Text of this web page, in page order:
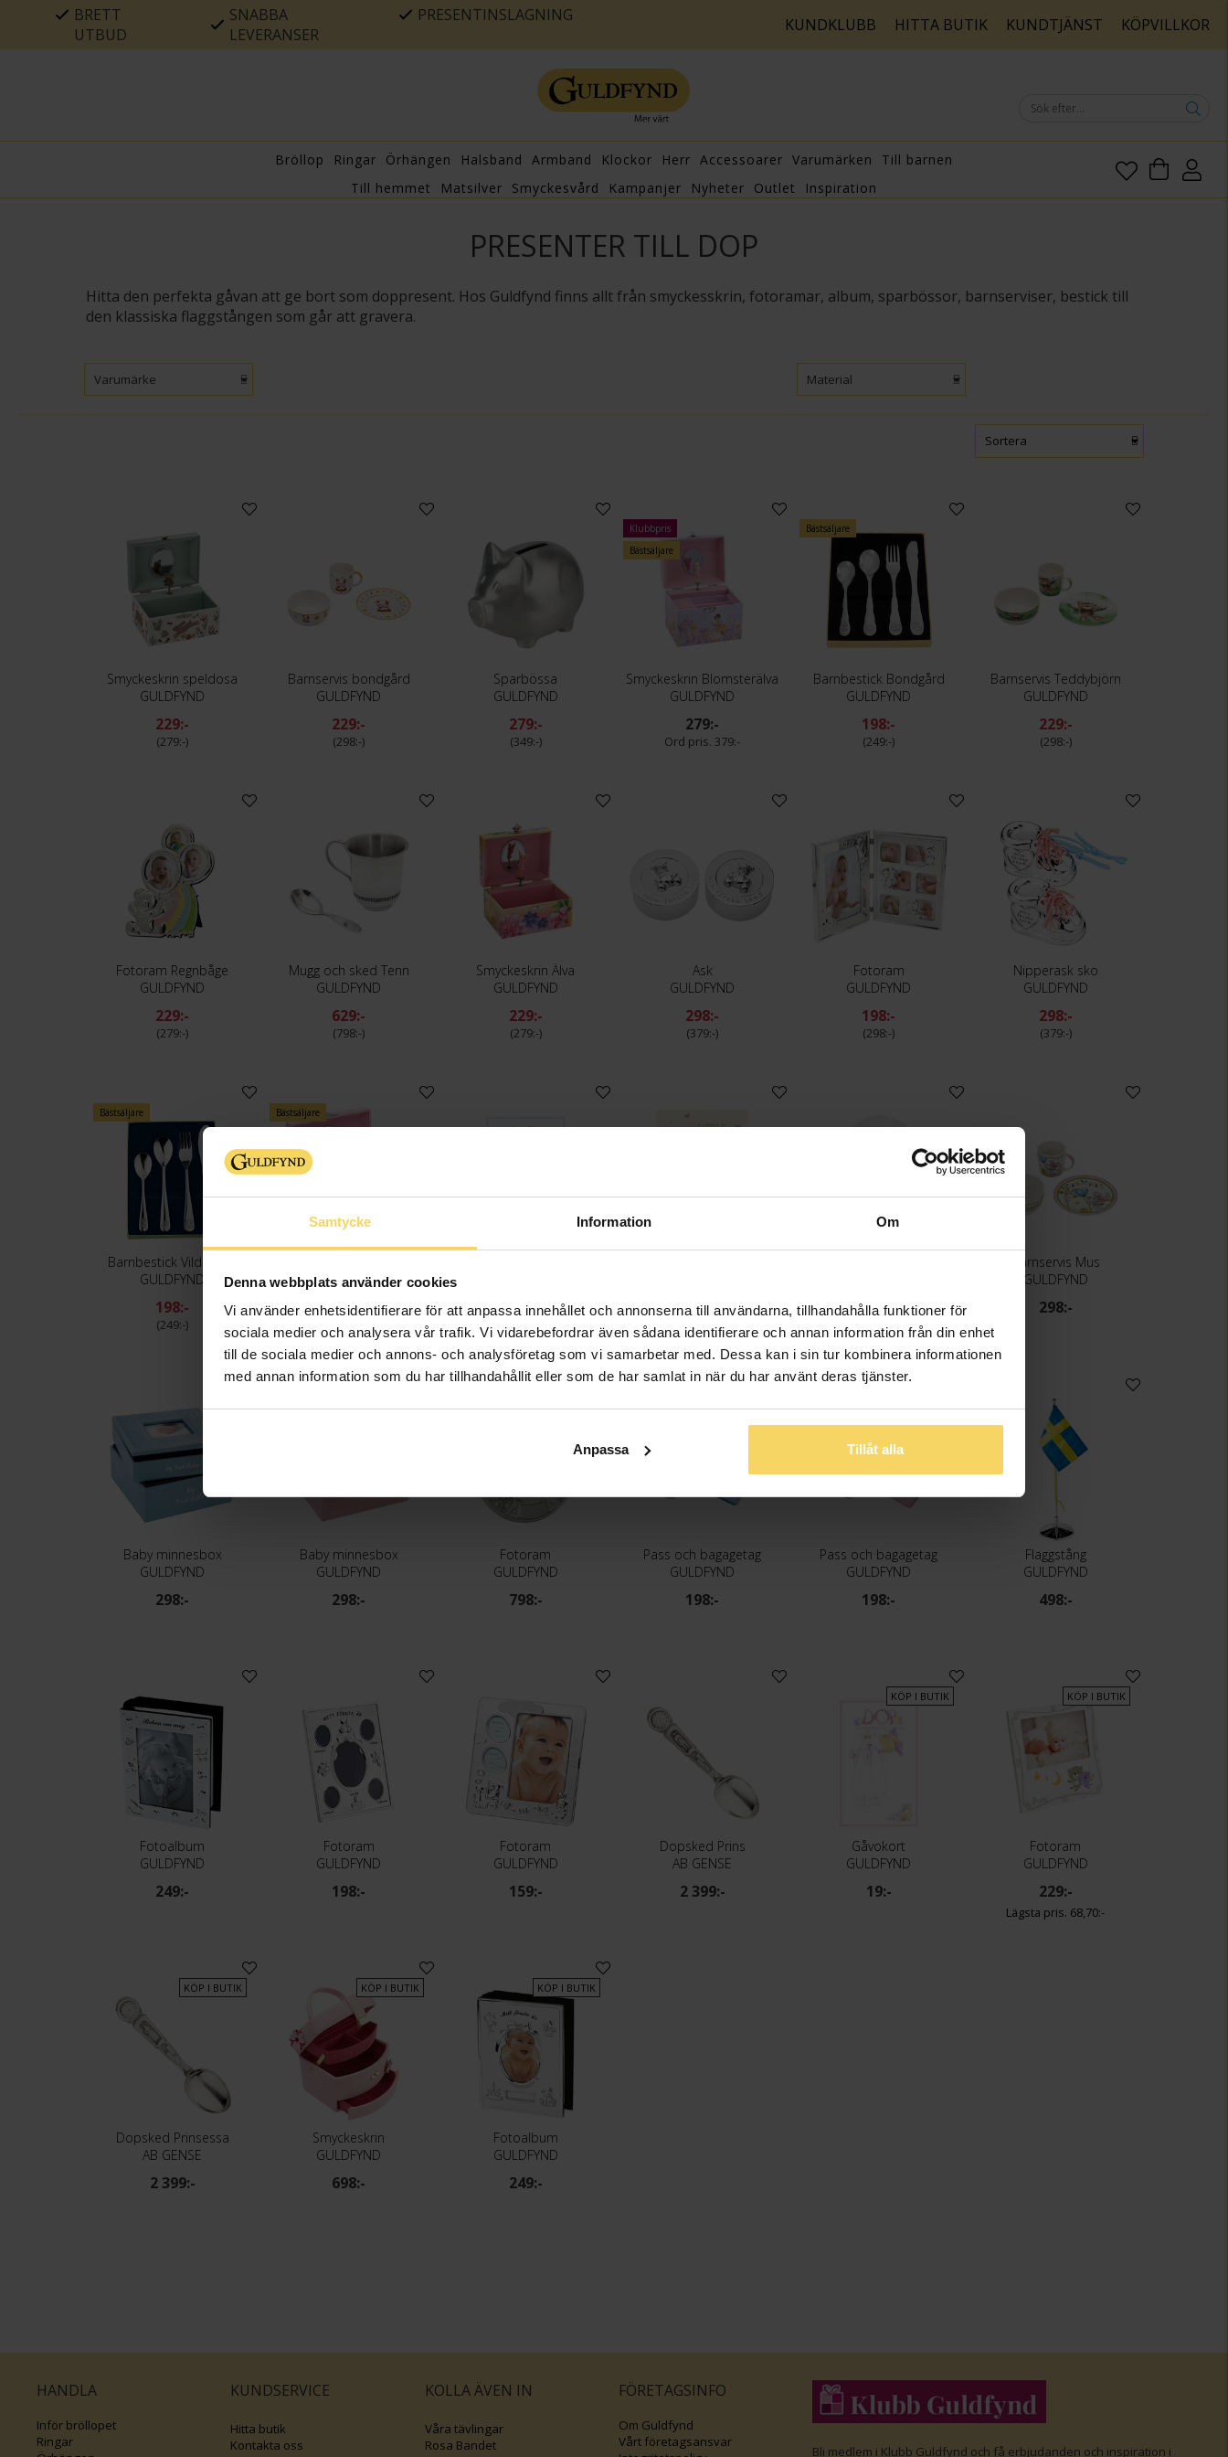
Samtycke Information Om
Denna webbplats använder cookies
Vi använder enhetsidentifierare för att anpassa innehållet och annonserna till användarna, tillhandahålla funktioner för
sociala medier och analysera vår trafik. Vi vidarebefordrar även sådana identifierare och annan information från din enhet
till de sociala medier och annons- och analysföretag som vi samarbetar med. Dessa kan i sin tur kombinera informationen
med annan information som du har tillhandahållit eller som de har samlat in när du har använt deras tjänster.
Anpassa Tillåt alla
BRETT
UTBUD
SNABBA
LEVERANSER
PRESENTINSLAGNING KUNDKLUBB HITTA BUTIK KUNDTJÄNST KÖPVILLKOR
Bröllop Ringar Örhängen Halsband Armband Klockor Herr Accessoarer Varumärken
Till barnen
Till hemmet
Matsilver Smyckesvård Kampanjer Nyheter Outlet Inspiration
PRESENTER TILL DOP
Hitta den perfekta gåvan att ge bort som doppresent. Hos Guldfynd finns allt från smyckesskrin, fotoramar, album, sparbössor, barnserviser, bestick till
den klassiska flaggstången som går att gravera.
Varumärke Material
Sortera
Smyckeskrin speldosa
GULDFYND
229:-
279:-
Barnservis bondgård
GULDFYND
229:-
298:-
Sparbössa
GULDFYND
279:-
349:-
Klubbpris
Bästsäljare
Smyckeskrin Blomsterälva
GULDFYND
279:-
379:-
Bästsäljare
Barnbestick Bondgård
GULDFYND
198:-
249:-
Barnservis Teddybjörn
GULDFYND
229:-
298:-
Fotoram Regnbåge
GULDFYND
229:-
279:-
Mugg och sked Tenn
GULDFYND
629:-
798:-
Smyckeskrin Älva
GULDFYND
229:-
279:-
Ask
GULDFYND
298:-
379:-
Fotoram
GULDFYND
198:-
298:-
Nipperask sko
GULDFYND
298:-
379:-
Bästsäljare
Barnbestick Vilda Djur
GULDFYND
198:-
249:-
Bästsäljare
GULDFYND
298:- 19:- 19:- 49,50:-
Barnservis Mus
GULDFYND
298:-
Baby minnesbox
GULDFYND
298:-
Baby minnesbox
GULDFYND
298:-
Fotoram
GULDFYND
798:-
Pass och bagagetag
GULDFYND
198:-
Pass och bagagetag
GULDFYND
198:-
Flaggstång
GULDFYND
498:-
Fotoalbum
GULDFYND
249:-
Fotoram
GULDFYND
198:-
Fotoram
GULDFYND
159:-
Dopsked Prins
AB GENSE
2 399:-
KÖP I BUTIK
Gåvokort
GULDFYND
19:-
KÖP I BUTIK
Fotoram
GULDFYND
229:-
68,70:-
KÖP I BUTIK
Dopsked Prinsessa
AB GENSE
2 399:-
KÖP I BUTIK
Smyckeskrin
GULDFYND
698:-
KÖP I BUTIK
Fotoalbum
GULDFYND
249:-
HANDLA
Inför bröllopet
Ringar
KUNDSERVICE
Hitta butik
Kontakta oss
KOLLA ÄVEN IN
Våra tävlingar
Rosa Bandet
FÖRETAGSINFO
Om Guldfynd
Vårt företagsansvar
Bli medlem i Klubb Guldfynd och få erbjudanden och inspiration i